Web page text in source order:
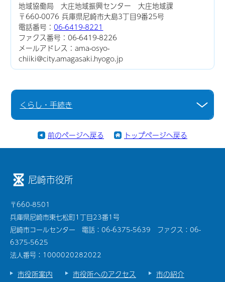
地域協働局 大庄地域振興センター 大庄地域課
〒660-0076 兵庫県尼崎市大島3丁目9番25号
電話番号：06-6419-8221
ファクス番号：06-6419-8226
メールアドレス：ama-osyo-
chiiki@city.amagasaki.hyogo.jp
くらし・手続き
前のページへ戻る トップページへ戻る
尼崎市役所
〒660-8501
兵庫県尼崎市東七松町1丁目23番1号
尼崎市コールセンター 電話：06-6375-5639 ファクス：06-
6375-5625
法人番号：1000020282022
市役所案内 市役所へのアクセス
市の紹介